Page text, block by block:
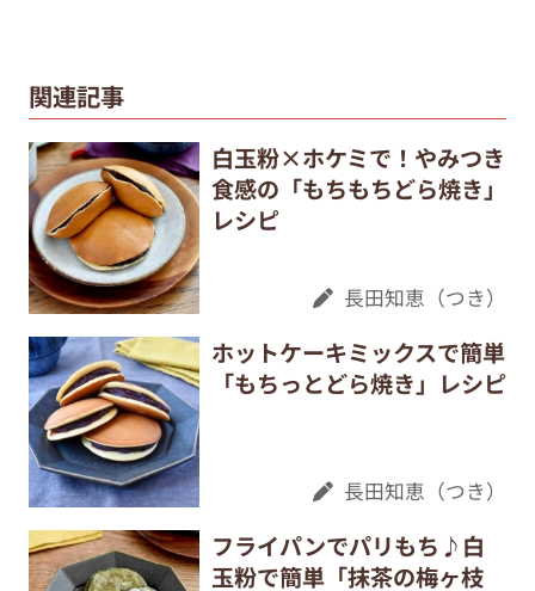
関連記事
白玉粉×ホケミで！やみつき
食感の「もちもちどら焼き」
レシピ
長田知恵（つき）
ホットケーキミックスで簡単
「もちっとどら焼き」レシピ
長田知恵（つき）
フライパンでパリもち♪白
玉粉で簡単「抹茶の梅ヶ枝